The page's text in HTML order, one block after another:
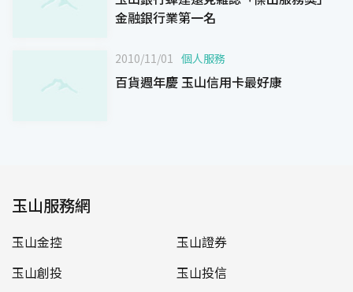
金融銀行業第一名
2010/11/01 個人服務
百貨週年慶 玉山信用卡最好康
玉山服務網
玉山金控
玉山證券
玉山創投
玉山投信